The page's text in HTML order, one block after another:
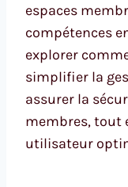
espaces
compétences
explorer
simplifier la
assurer la
membres, tout
utilisateur